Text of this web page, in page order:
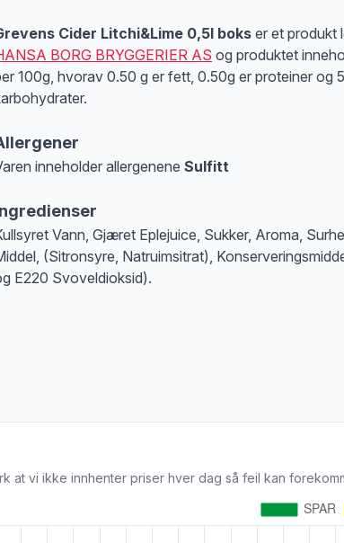
Cider Litchi&Lime 0,5l boks er et produkt
BORG BRYGGERIER AS og produktet
100g, hvorav 0.50 g er fett, 0.50g er proteiner og
inneholder allergenene Sulfitt
at denne informasjonen er bare til informasjon, sjekk
Vann, Gjæret Eplejuice, Sukker, Aroma,
(Sitronsyre, Natruimsitrat),
E220 Svoveldioksid).
at vi ikke innhenter priser hver dag så feil kan